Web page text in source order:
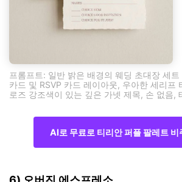
프롬프트: 일반 밝은 배경의 웨딩 초대장 세
카드 및 RSVP 카드 레이아웃, 우아한 세리프
로즈 강조색이 있는 깊은 가넷 제목, 손 없음,
AI로 무료로 티리안 퍼플 팔레트 비